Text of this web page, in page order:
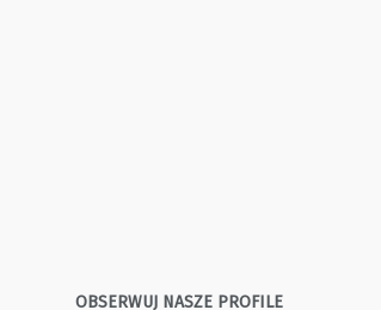
OBSERWUJ NASZE PROFILE